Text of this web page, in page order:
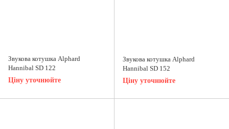
Звукова котушка Alphard
Hannibal SD 122
Ціну уточнюйте
Звукова котушка Alphard
Hannibal SD 152
Ціну уточнюйте